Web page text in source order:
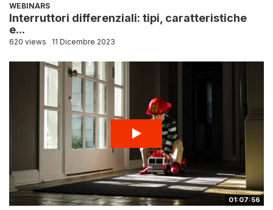
WEBINARS
Interruttori differenziali: tipi, caratteristiche
e...
620 views 11 Dicembre 2023
01:07:56